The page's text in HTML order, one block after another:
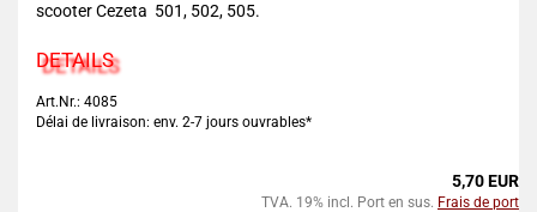
scooter Cezeta 501, 502, 505.
DETAILS
Art.Nr.: 4085
Délai de livraison: env. 2-7 jours ouvrables*
5,70 EUR
TVA. 19% incl. Port en sus. Frais de port